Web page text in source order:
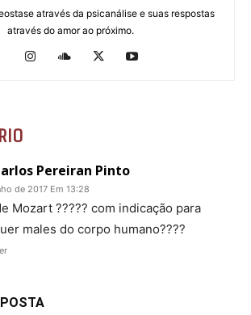
através da psicanálise e suas respostas
através do amor ao próximo.
Pereiran Pinto
de 2017 Em 13:28
Mozart ????? com indicação para
males do corpo humano????